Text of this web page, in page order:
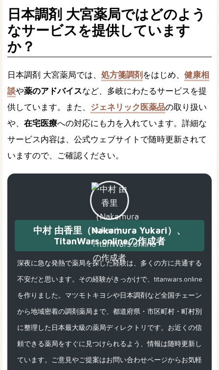
日本調剤 大宮薬局ではどのよう
なサービスを提供しています
か？
日本調剤 大宮薬局では、 処方箋調剤 をはじめ、 健康相
談や薬のアドバイスなど、多岐にわたるサービスを提
供しています。また、 ジェネリック医薬品の取り扱い
や、 在宅医療への対応にも力を入れています。詳細な
サービス内容は、公式ウェブサイトで随時更新されて
いますので、ご確認ください。
中村 由香里（Nakamura Yukari）、
TitanWars.onlineの作成者
深夜に急な発熱で薬局を探した経験は、多くの方に共通する
不安だと思います。その経験がきっかけで、titanwars.online
を作りました。マツモトキヨシや日本調剤など全国チェーン
から地域密着の調剤薬局まで、都道府県・市区町村・町村別
に整理した日本最大級の薬局ディレクトリです。お近くの信
頼できる薬局をすぐに見つけられるよう、情報は随時更新し
ています。ご意見やご提案はお問い合わせページからお気軽